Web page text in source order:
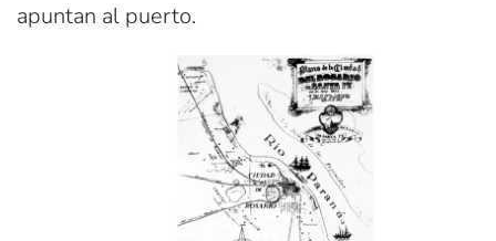
apuntan al puerto.